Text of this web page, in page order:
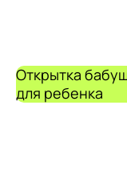
Открытка
для ребенка